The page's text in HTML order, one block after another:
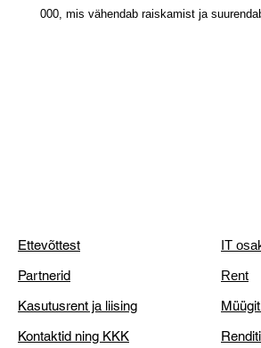
000, mis vähendab raiskamist ja
Ettevõttest
Partnerid
Kasutusrent ja liising
Kontaktid ning KKK
IT
Rent